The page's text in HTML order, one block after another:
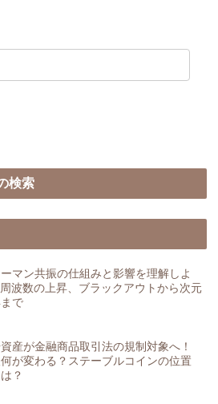
検索
マン共振の仕組みと影響を理解しよ
波数の上昇、ブラックアウトから次元
まで
産が金融商品取引法の規制対象へ！
が変わる？ステーブルコインの位置
？